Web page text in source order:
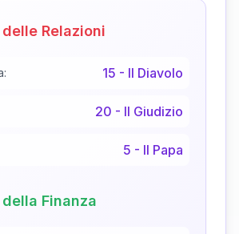
Relazioni
15 - Il Diavolo
20 - Il Giudizio
5 - Il Papa
Finanza